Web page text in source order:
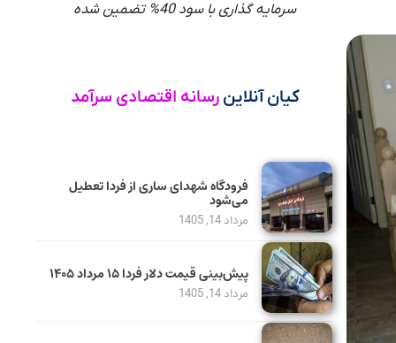
سرمایه گذاری با سود 40% تضمین شده
کیان آنلاین رسانه اقتصادی سرآمد
فرودگاه شهدای ساری از فردا تعطیل
می‌شود
مرداد 14, 1405
پیش‌بینی قیمت دلار فردا ۱۵ مرداد ۱۴۰۵
مرداد 14, 1405